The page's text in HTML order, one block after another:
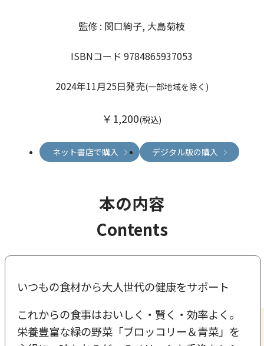
監修 : 関口絢子, 大島菊枝
ISBNコード 9784865937053
2024年11月25日発売(一部地域を除く)
￥1,200(税込)
ネット書店で購入 デジタル版の購入
本の内容
Contents
いつもの食材から大人世代の健康をサポート
これからの食事はおいしく・賢く・効率よく。
栄養豊富な緑の野菜「ブロッコリー＆青菜」を